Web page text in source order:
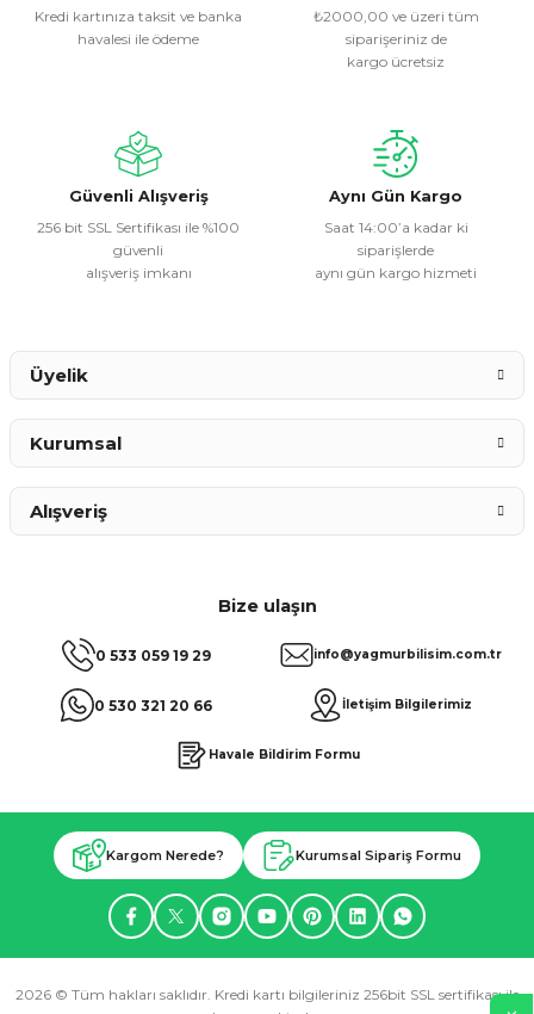
Ürün resmi kalitesiz, bozuk veya görüntülenemiyor.
Ürün fiyatı diğer sitelerden daha pahalı.
Bu ürüne benzer farklı alternatifler olmalı.
Kredi kartınıza taksit ve banka
havalesi ile ödeme
₺2000,00 ve üzeri tüm
siparişeriniz de
kargo ücretsiz
Güvenli Alışveriş
256 bit SSL Sertifikası ile %100
güvenli
alışveriş imkanı
Aynı Gün Kargo
Saat 14:00’a kadar ki
siparişlerde
aynı gün kargo hizmeti
Bize ulaşın
0 533 059 19 29
0 530 321 20 66
info@yagmurbilisim.com.tr
İletişim Bilgilerimiz
Havale Bildirim Formu
Üyelik
Kurumsal
Alışveriş
Kargom Nerede? Kurumsal Sipariş Formu
2026 © Tüm hakları saklıdır. Kredi kartı bilgileriniz 256bit SSL sertifikası ile